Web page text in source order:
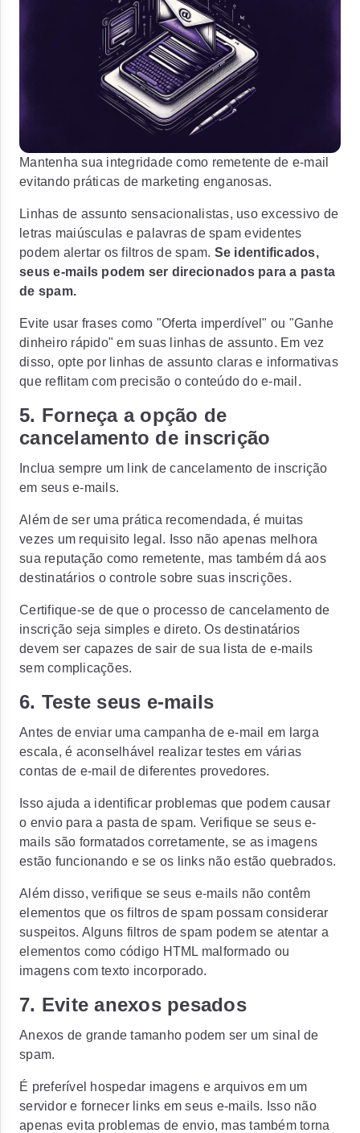
Mantenha sua integridade como remetente de e-mail
evitando práticas de marketing enganosas.
Linhas de assunto sensacionalistas, uso excessivo de
letras maiúsculas e palavras de spam evidentes
podem alertar os filtros de spam. Se identificados,
seus e-mails podem ser direcionados para a pasta
de spam.
Evite usar frases como "Oferta imperdível" ou "Ganhe
dinheiro rápido" em suas linhas de assunto. Em vez
disso, opte por linhas de assunto claras e informativas
que reflitam com precisão o conteúdo do e-mail.
5. Forneça a opção de
cancelamento de inscrição
Inclua sempre um link de cancelamento de inscrição
em seus e-mails.
Além de ser uma prática recomendada, é muitas
vezes um requisito legal. Isso não apenas melhora
sua reputação como remetente, mas também dá aos
destinatários o controle sobre suas inscrições.
Certifique-se de que o processo de cancelamento de
inscrição seja simples e direto. Os destinatários
devem ser capazes de sair de sua lista de e-mails
sem complicações.
6. Teste seus e-mails
Antes de enviar uma campanha de e-mail em larga
escala, é aconselhável realizar testes em várias
contas de e-mail de diferentes provedores.
Isso ajuda a identificar problemas que podem causar
o envio para a pasta de spam. Verifique se seus e-
mails são formatados corretamente, se as imagens
estão funcionando e se os links não estão quebrados.
Além disso, verifique se seus e-mails não contêm
elementos que os filtros de spam possam considerar
suspeitos. Alguns filtros de spam podem se atentar a
elementos como código HTML malformado ou
imagens com texto incorporado.
7. Evite anexos pesados
Anexos de grande tamanho podem ser um sinal de
spam.
É preferível hospedar imagens e arquivos em um
servidor e fornecer links em seus e-mails. Isso não
apenas evita problemas de envio, mas também torna